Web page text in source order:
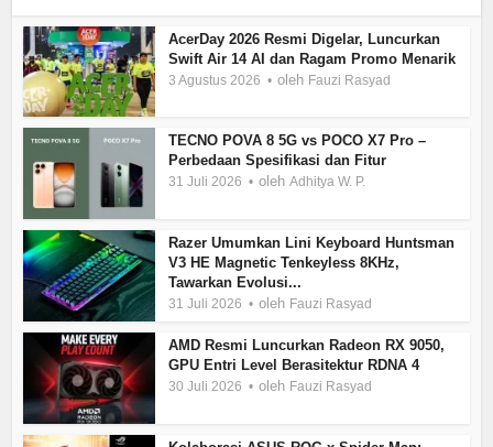
AcerDay 2026 Resmi Digelar, Luncurkan
Swift Air 14 AI dan Ragam Promo Menarik
3 Agustus 2026 oleh Fauzi Rasyad
TECNO POVA 8 5G vs POCO X7 Pro –
Perbedaan Spesifikasi dan Fitur
31 Juli 2026 olehAdhitya W. P.
Razer Umumkan Lini Keyboard Huntsman
V3 HE Magnetic Tenkeyless 8KHz,
Tawarkan Evolusi...
31 Juli 2026 oleh Fauzi Rasyad
AMD Resmi Luncurkan Radeon RX 9050,
GPU Entri Level Berasitektur RDNA 4
30 Juli 2026 oleh Fauzi Rasyad